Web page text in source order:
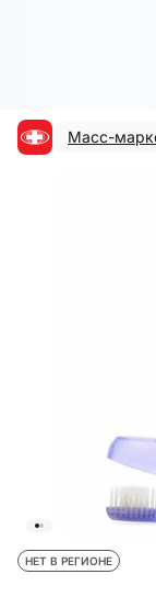
Масс-
НЕТ В РЕГИОНЕ